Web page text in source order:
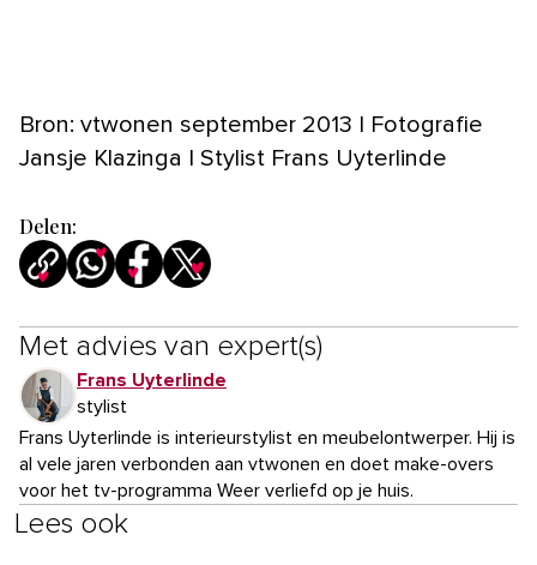
Bron: vtwonen september 2013 | Fotografie
Jansje Klazinga | Stylist Frans Uyterlinde
Delen:
Met advies van expert(s)
Frans Uyterlinde
stylist
Frans Uyterlinde is interieurstylist en meubelontwerper. Hij is
al vele jaren verbonden aan vtwonen en doet make-overs
voor het tv-programma Weer verliefd op je huis.
Lees ook